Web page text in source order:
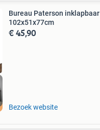
Bureau Paterson inklapbaar
102x51x77cm
€ 45,90
Bezoek website